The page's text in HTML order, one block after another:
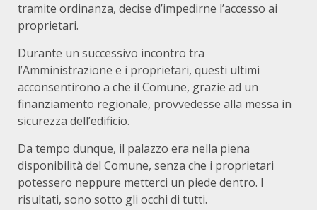
tramite ordinanza, decise d’impedirne l’accesso ai
proprietari.
Durante un successivo incontro tra
l’Amministrazione e i proprietari, questi ultimi
acconsentirono a che il Comune, grazie ad un
finanziamento regionale, provvedesse alla messa in
sicurezza dell’edificio.
Da tempo dunque, il palazzo era nella piena
disponibilità del Comune, senza che i proprietari
potessero neppure metterci un piede dentro. I
risultati, sono sotto gli occhi di tutti.